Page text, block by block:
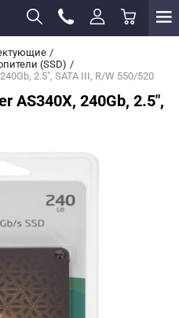
(SSD)
2.5", SATA III, R/W 550/520
AS340X, 240Gb, 2.5",